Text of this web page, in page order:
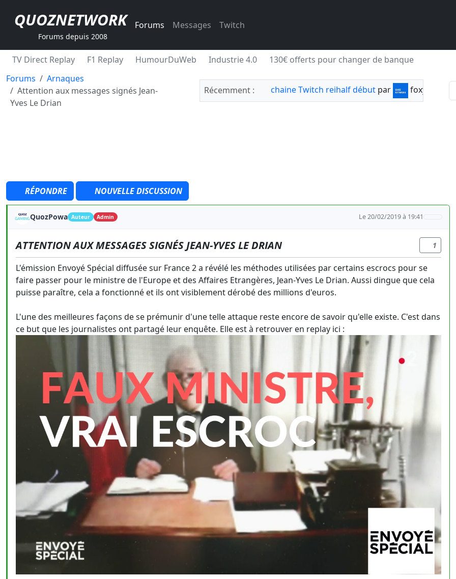
QUOZNETWORK
Forums depuis 2008
Forums Messages Twitch
TV Direct Replay F1 Replay HumourDuWeb Industrie 4.0
130€ offerts pour changer de banque
Forums
Arnaques
Attention aux messages signés Jean-
Yves Le Drian
Récemment : chaine Twitch reihalf début par foxylabnyy
RÉPONDRE NOUVELLE DISCUSSION
QuozPowa Auteur Admin Le 20/02/2019 à 19:41
ATTENTION AUX MESSAGES SIGNÉS JEAN-YVES LE DRIAN 1
L'émission Envoyé Spécial diffusée sur France 2 a révélé les méthodes utilisées par certains escrocs pour se
faire passer pour le ministre de l'Europe et des Affaires Etrangères, Jean-Yves Le Drian. Aussi dingue que cela
puisse paraître, cela a fonctionné et ils ont visiblement dérobé des millions d'euros.
L'une des meilleures façons de se prémunir d'une telle attaque reste encore de savoir qu'elle existe. C'est dans
ce but que les journalistes ont partagé leur enquête. Elle est à retrouver en replay ici :